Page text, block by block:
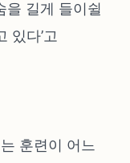
을 길게 들이쉴
있다’고
훈련이 어느